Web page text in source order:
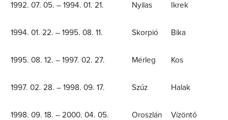
1992. 07. 05. – 1994. 01. 21. Nyilas Ikrek
1994. 01. 22. – 1995. 08. 11. Skorpió Bika
1995. 08. 12. – 1997. 02. 27. Mérleg Kos
1997. 02. 28. – 1998. 09. 17. Szűz Halak
1998. 09. 18. – 2000. 04. 05. Oroszlán Vízöntő